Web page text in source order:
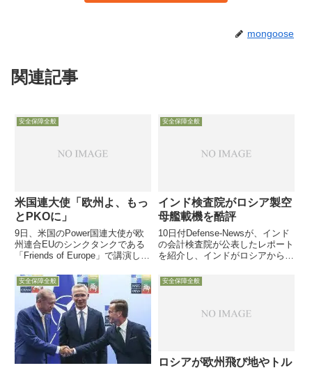
mongoose
関連記事
安全保障全般
米国連大使「欧州よ、もっ
とPKOに」
9日、米国のPower国連大使が欧
州連合EUのシンクタンクである
「Friends of Europe」で講演し、
し、欧州諸国はもっとPKO任務
に参加すべきだと語りました
安全保障全般
インド検査院がロシア製空
母艦載機を酷評
10日付Defense-Newsが、インド
の会計検査院が公表したレポート
を紹介し、インドがロシアから購
の稼働率が極端に悪く、エンジン
問題やロシア企業の不誠実な支援
定した責任...
安全保障全般 安全保障全般
ロシアが欧州飛び地やトル